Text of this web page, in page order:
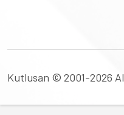
Kutlusan © 2001-2026